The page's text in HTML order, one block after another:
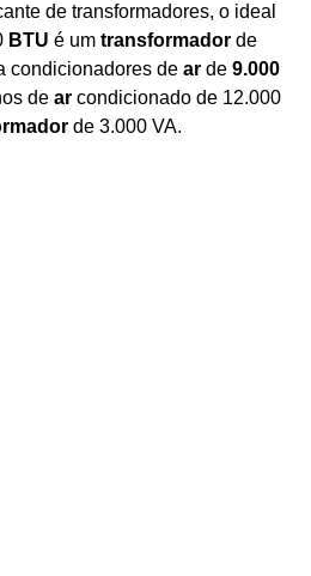
de transformadores, o ideal
BTU é um transformador de
condicionadores de ar de 9.000
de ar condicionado de 12.000
de 3.000 VA.